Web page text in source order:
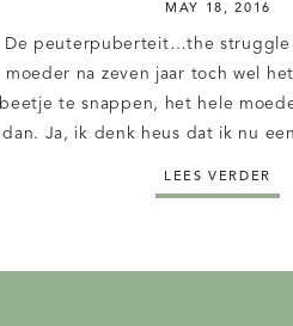
MAY 18, 2016
De peuterpuberteit…the struggle
moeder na zeven jaar toch wel
beetje te snappen, het hele
dan. Ja, ik denk heus dat ik nu
ons zo goed mogelijk door
LEES VERDER